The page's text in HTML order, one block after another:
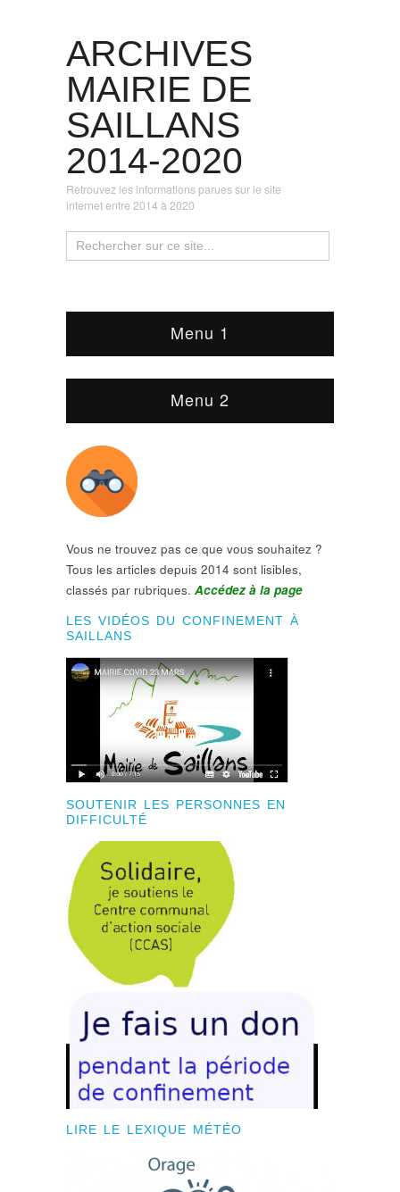
ARCHIVES
MAIRIE DE
SAILLANS
2014-2020
Retrouvez les informations parues sur le site
internet entre 2014 à 2020
Menu 1
Menu 2
Vous ne trouvez pas ce que vous souhaitez ?
Tous les articles depuis 2014 sont lisibles,
classés par rubriques. Accédez à la page
LES VIDÉOS DU CONFINEMENT À
SAILLANS
SOUTENIR LES PERSONNES EN
DIFFICULTÉ
LIRE LE LEXIQUE MÉTÉO